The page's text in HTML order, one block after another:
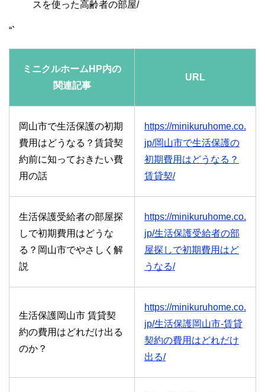
スを使った高齢者の部屋/
“`
ミニクルホームHP内の
関連記事
URL
岡山市で生活保護の初期
費用はどうなる？賃貸契
約前に知っておきたい費
用の話
https://minikuruhome.co.
jp/岡山市で生活保護の
初期費用はどうなる？
賃貸契/
生活保護受給者の部屋探
しで初期費用はどうな
る？岡山市でやさしく解
説
https://minikuruhome.co.
jp/生活保護受給者の部
屋探しで初期費用はど
うなる/
生活保護岡山市 賃貸契
約の費用はどれだけ出る
のか？
https://minikuruhome.co.
jp/生活保護岡山市-賃貸
契約の費用はどれだけ
出る/